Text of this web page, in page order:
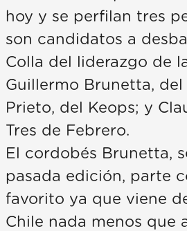
hoy y se perfilan tres
son candidatos a
Colla del liderazgo de
Guillermo Brunetta, del
Prieto, del Keops; y
Tres de Febrero.
El cordobés Brunetta,
pasada edición, parte
favorito ya que viene
Chile nada menos que